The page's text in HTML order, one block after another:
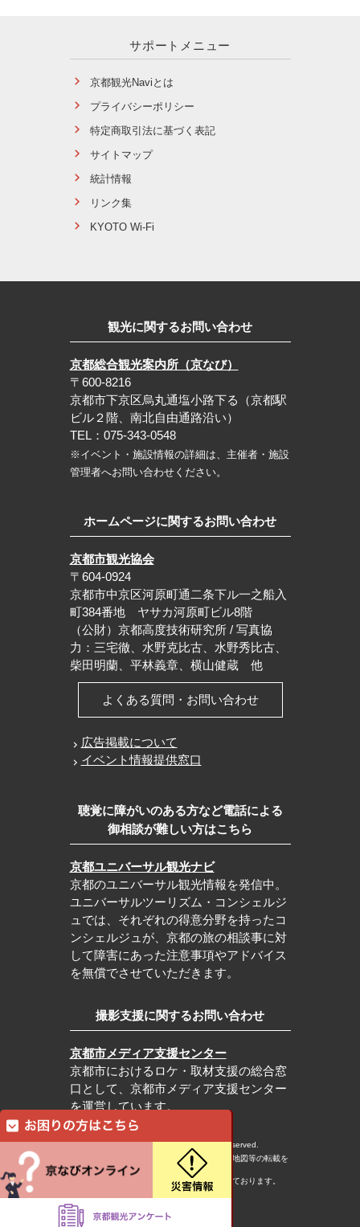
サポートメニュー
京都観光Naviとは
プライバシーポリシー
特定商取引法に基づく表記
サイトマップ
統計情報
リンク集
KYOTO Wi-Fi
観光に関するお問い合わせ
京都総合観光案内所（京なび）
〒600-8216
京都市下京区烏丸通塩小路下る（京都駅
ビル２階、南北自由通路沿い）
TEL：075-343-0548
※イベント・施設情報の詳細は、主催者・施設
管理者へお問い合わせください。
ホームページに関するお問い合わせ
京都市観光協会
〒604-0924
京都市中京区河原町通二条下ル一之船入
町384番地 ヤサカ河原町ビル8階
（公財）京都高度技術研究所 / 写真協
力：三宅徹、水野克比古、水野秀比古、
柴田明蘭、平林義章、横山健蔵 他
よくある質問・お問い合わせ
広告掲載について
イベント情報提供窓口
聴覚に障がいのある方など電話による
御相談が難しい方はこちら
京都ユニバーサル観光ナビ
京都のユニバーサル観光情報を発信中。
ユニバーサルツーリズム・コンシェルジ
ュでは、それぞれの得意分野を持ったコ
ンシェルジュが、京都の旅の相談事に対
して障害にあった注意事項やアドバイス
を無償でさせていただきます。
撮影支援に関するお問い合わせ
京都市メディア支援センター
京都市におけるロケ・取材支援の総合窓
口として、京都市メディア支援センター
を運営しています。
c Kyoto City Tourism Association All rights reserved.
※本ホームページの内容・写真・イラスト・地図等の転載を
固くお断りします。
※本ホームページの運営は宿泊税を活用しております。